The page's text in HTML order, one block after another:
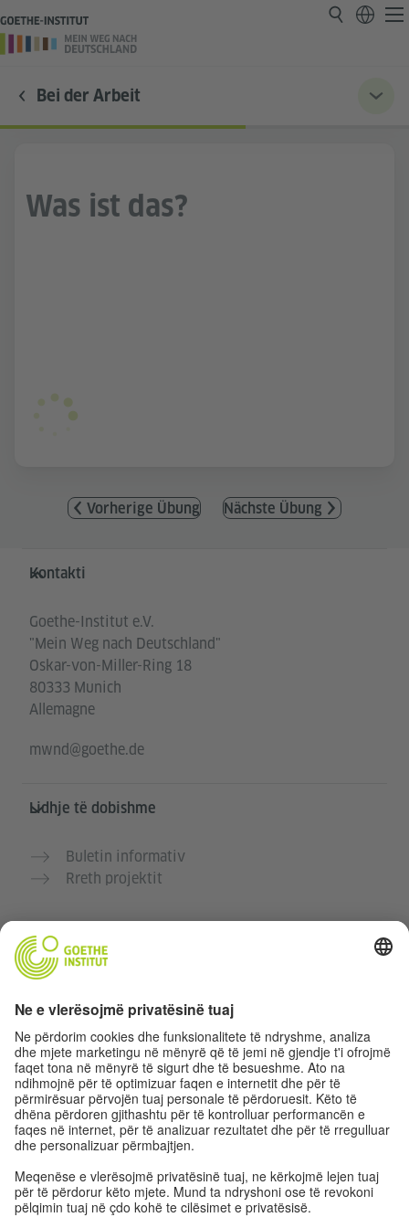
Bei der Arbeit
Was ist das?
Vorherige Übung Nächste Übung
Service- und Informationsbereich
Kontakti
Goethe-Institut e.V.
"Mein Weg nach Deutschland"
Oskar-von-Miller-Ring 18
80333 Munich
Allemagne
mwnd@goethe.de
Lidhje të dobishme
Buletin informativ
Rreth projektit
Faqe të tjera interneti
Komuniteti “Gjermanisht për ty”
Ushtro gjermanisht falas
Kurse gjermanisht të Goethe-Institutit
Portali për mësuesit „Deutschstunde“
Privatësia dhe Qasja pa pengesa
Rregullimet e sferës private